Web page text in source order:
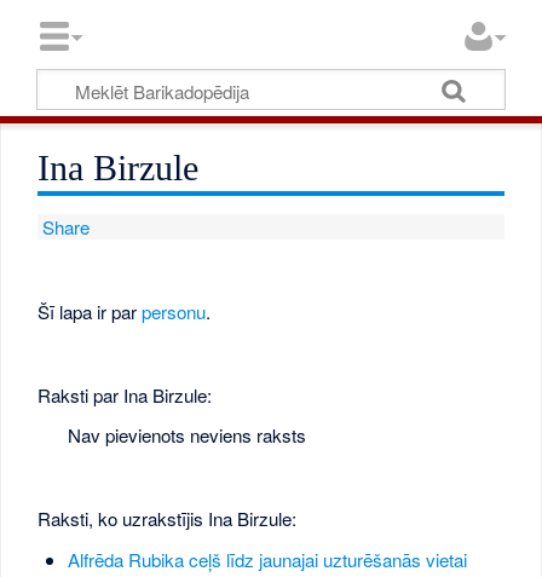
Ina Birzule
Share
Šī lapa ir parpersonu.
Raksti par Ina Birzule:
Nav pievienots neviens raksts
Raksti, ko uzrakstījis Ina Birzule:
Alfrēda Rubika ceļš līdz jaunajai uzturēšanās vietai